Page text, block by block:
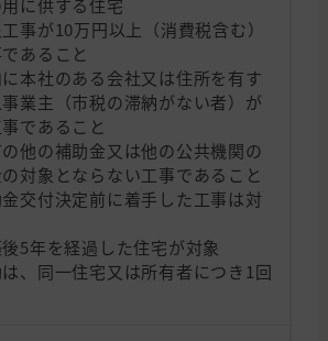
に供する住宅
工事が10万円以上（消費税含む）
あること
に本社のある会社又は住所を有す
業主（市税の滞納がない者）が
であること
の他の補助金又は他の公共機関の
対象とならない工事であること
金交付決定前に着手した工事は対
後5年を経過した住宅が対象
は、同一住宅又は所有者につき1回